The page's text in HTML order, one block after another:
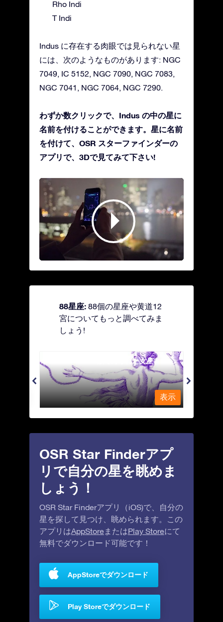
Rho Indi
T Indi
Indus に存在する肉眼では見られない星
には、次のようなものがあります: NGC
7049, IC 5152, NGC 7090, NGC 7083,
NGC 7041, NGC 7064, NGC 7290.
わずか数クリックで、Indus の中の星に
名前を付けることができます。星に名前
を付けて、OSR スターファインダーの
アプリで、3Dで見てみて下さい!
88星座: 88個の星座や黄道12
宮についてもっと調べてみま
しょう!
Andromeda - 鎖で縛られた女座
表示
OSR Star Finderアプ
リで自分の星を眺めま
しょう！
OSR Star Finderアプリ（iOS)で、自分の
星を探して見つけ、眺められます。この
アプリはAppStore またはPlay Storeにて
無料でダウンロード可能です！
AppStoreでダウンロード
Play Storeでダウンロード